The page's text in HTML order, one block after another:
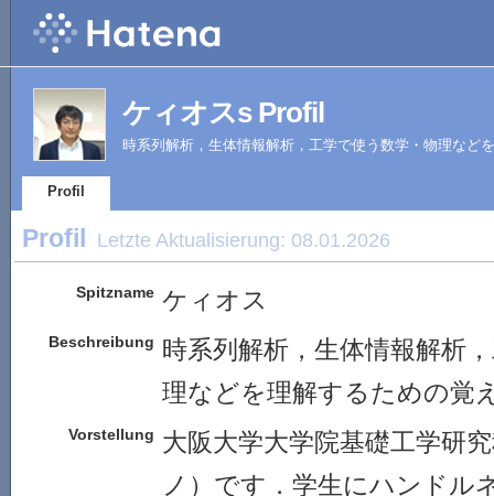
ケィオスs Profil
時系列解析，生体情報解析，工学で使う数学・物理など
Profil
Profil Letzte Aktualisierung: 08.01.2026
Spitzname ケィオス
Beschreibung 時系列解析，生体情報解析
理などを理解するための覚
Vorstellung 大阪大学大学院基礎工学研
ノ）です．学生にハンドル